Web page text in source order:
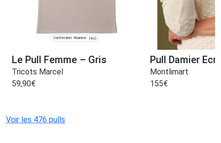
Confection: Roanne (42)
Le Pull Femme – Gris
Tricots Marcel
59,90€
Pull Damier
Montlimart
155€
Voir les 476 pulls